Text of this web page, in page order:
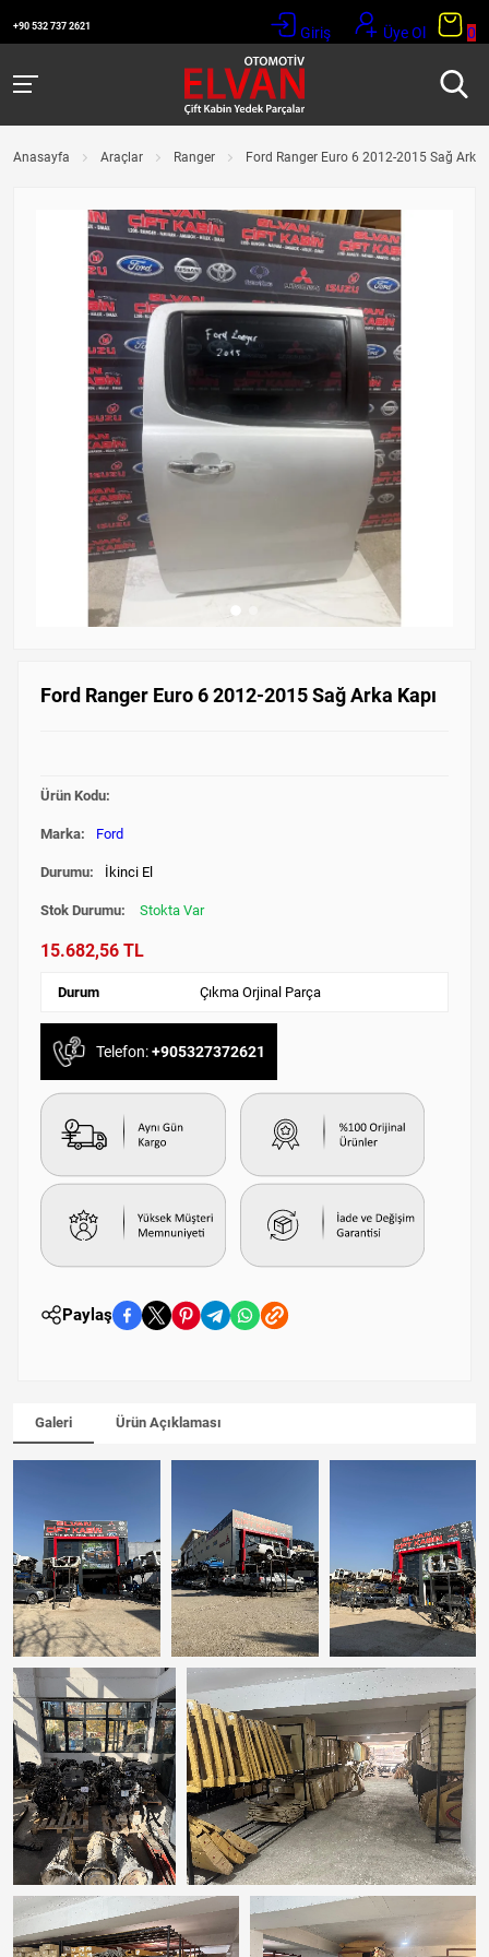
+90 532 737 2621 Giriş Üye Ol 0
Anasayfa Araçlar Ranger Ford Ranger Euro 6 2012-2015 Sağ Arka
Ford Ranger Euro 6 2012-2015 Sağ Arka Kapı
Ürün Kodu:
Marka: Ford
Durumu: İkinci El
Stok Durumu: Stokta Var
15.682,56 TL
Durum Çıkma Orjinal Parça
Telefon:+905327372621
Paylaş
Galeri Ürün Açıklaması